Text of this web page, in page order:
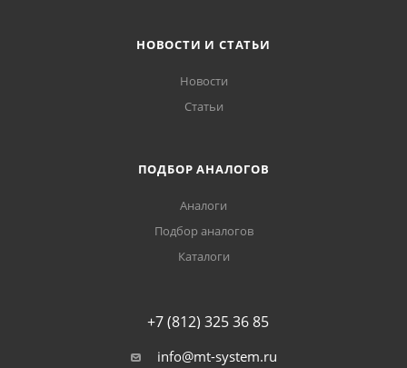
НОВОСТИ И СТАТЬИ
Новости
Статьи
ПОДБОР АНАЛОГОВ
Аналоги
Подбор аналогов
Каталоги
+7 (812) 325 36 85
info@mt-system.ru